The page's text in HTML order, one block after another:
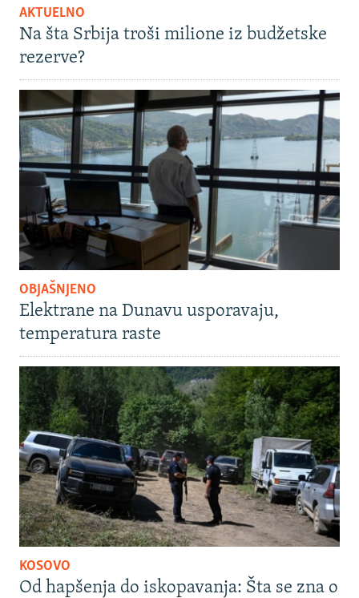
AKTUELNO
Na šta Srbija troši milione iz budžetske
rezerve?
OBJAŠNJENO
Elektrane na Dunavu usporavaju,
temperatura raste
KOSOVO
Od hapšenja do iskopavanja: Šta se zna o